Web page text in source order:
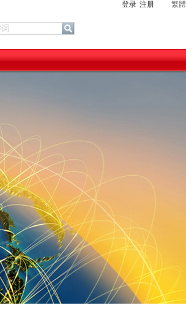
登录 注册 繁體